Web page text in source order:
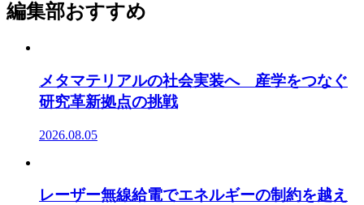
編集部おすすめ
メタマテリアルの社会実装へ 産学をつなぐ
研究革新拠点の挑戦
2026.08.05
レーザー無線給電でエネルギーの制約を越え